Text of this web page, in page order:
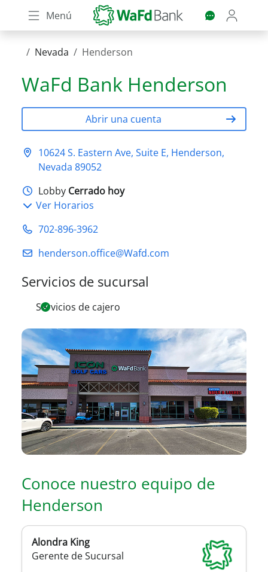
Skip
to
Menú
Nevada Henderson
WaFd Bank Henderson
Abrir una cuenta
10624 S. Eastern Ave, Suite E, Henderson,
Nevada 89052
Lobby Cerrado hoy
Ver Horarios
702-896-3962
henderson.office@Wafd.com
Servicios de sucursal
Servicios de cajero
Conoce nuestro equipo de
Henderson
Alondra King
Gerente de Sucursal